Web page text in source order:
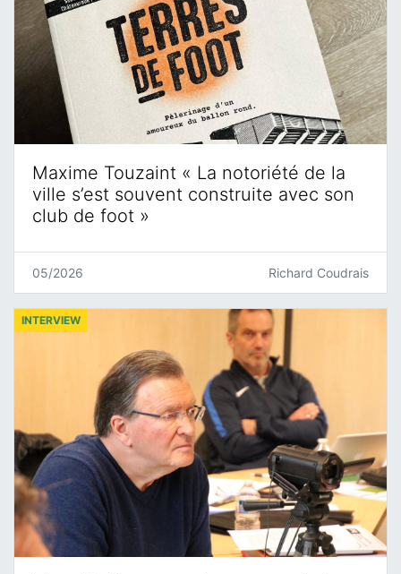
Maxime Touzaint « La notoriété de la
ville s’est souvent construite avec son
club de foot »
05/2026 Richard Coudrais
INTERVIEW